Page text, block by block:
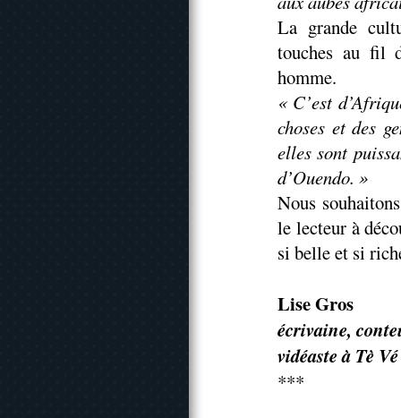
La grande
touches au fil
homme.
« C’est
choses et des
elles sont
d’Ouendo. »
Nous
le lecteur à
si belle et si
Lise Gros
écrivaine,
vidéaste à Tè
***